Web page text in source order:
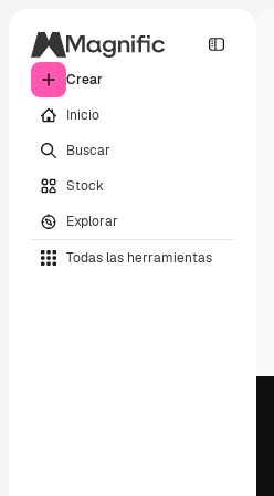
Crear
Inicio
Buscar
Stock
Explorar
Todas las herramientas